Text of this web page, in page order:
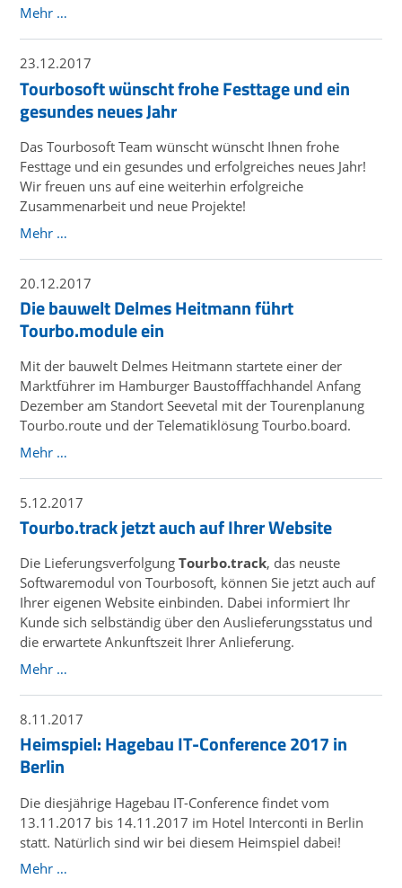
Mehr …
23.12.2017
Tourbosoft wünscht frohe Festtage und ein
gesundes neues Jahr
Das Tourbosoft Team wünscht wünscht Ihnen frohe
Festtage und ein gesundes und erfolgreiches neues Jahr!
Wir freuen uns auf eine weiterhin erfolgreiche
Zusammenarbeit und neue Projekte!
Mehr …
20.12.2017
Die bauwelt Delmes Heitmann führt
Tourbo.module ein
Mit der bauwelt Delmes Heitmann startete einer der
Marktführer im Hamburger Baustofffachhandel Anfang
Dezember am Standort Seevetal mit der Tourenplanung
Tourbo.route und der Telematiklösung Tourbo.board.
Mehr …
5.12.2017
Tourbo.track jetzt auch auf Ihrer Website
Die LieferungsverfolgungTourbo.track, das neuste
Softwaremodul von Tourbosoft, können Sie jetzt auch auf
Ihrer eigenen Website einbinden. Dabei informiert Ihr
Kunde sich selbständig über den Auslieferungsstatus und
die erwartete Ankunftszeit Ihrer Anlieferung.
Mehr …
8.11.2017
Heimspiel: Hagebau IT-Conference 2017 in
Berlin
Die diesjährige Hagebau IT-Conference findet vom
13.11.2017 bis 14.11.2017 im Hotel Interconti in Berlin
statt. Natürlich sind wir bei diesem Heimspiel dabei!
Mehr …